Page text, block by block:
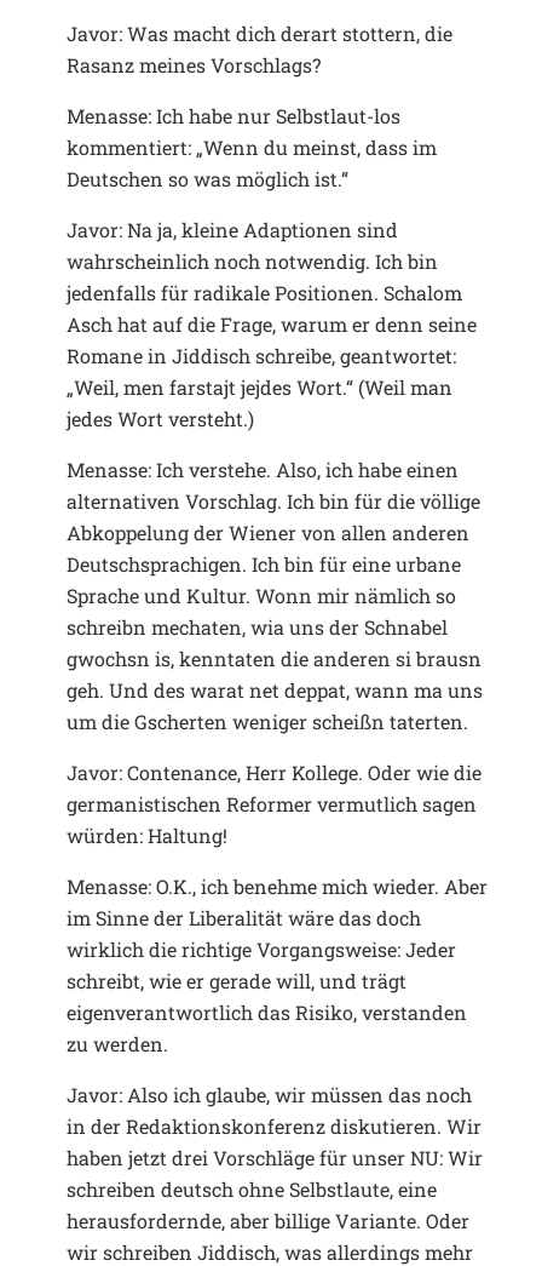
Javor: Was macht dich derart stottern, die
Rasanz meines Vorschlags?
Menasse: Ich habe nur Selbstlaut-los
kommentiert: „Wenn du meinst, dass im
Deutschen so was möglich ist.“
Javor: Na ja, kleine Adaptionen sind
wahrscheinlich noch notwendig. Ich bin
jedenfalls für radikale Positionen. Schalom
Asch hat auf die Frage, warum er denn seine
Romane in Jiddisch schreibe, geantwortet:
„Weil, men farstajt jejdes Wort.“ (Weil man
jedes Wort versteht.)
Menasse: Ich verstehe. Also, ich habe einen
alternativen Vorschlag. Ich bin für die völlige
Abkoppelung der Wiener von allen anderen
Deutschsprachigen. Ich bin für eine urbane
Sprache und Kultur. Wonn mir nämlich so
schreibn mechaten, wia uns der Schnabel
gwochsn is, kenntaten die anderen si brausn
geh. Und des warat net deppat, wann ma uns
um die Gscherten weniger scheißn taterten.
Javor: Contenance, Herr Kollege. Oder wie die
germanistischen Reformer vermutlich sagen
würden: Haltung!
Menasse: O.K., ich benehme mich wieder. Aber
im Sinne der Liberalität wäre das doch
wirklich die richtige Vorgangsweise: Jeder
schreibt, wie er gerade will, und trägt
eigenverantwortlich das Risiko, verstanden
zu werden.
Javor: Also ich glaube, wir müssen das noch
in der Redaktionskonferenz diskutieren. Wir
haben jetzt drei Vorschläge für unser NU: Wir
schreiben deutsch ohne Selbstlaute, eine
herausfordernde, aber billige Variante. Oder
wir schreiben Jiddisch, was allerdings mehr